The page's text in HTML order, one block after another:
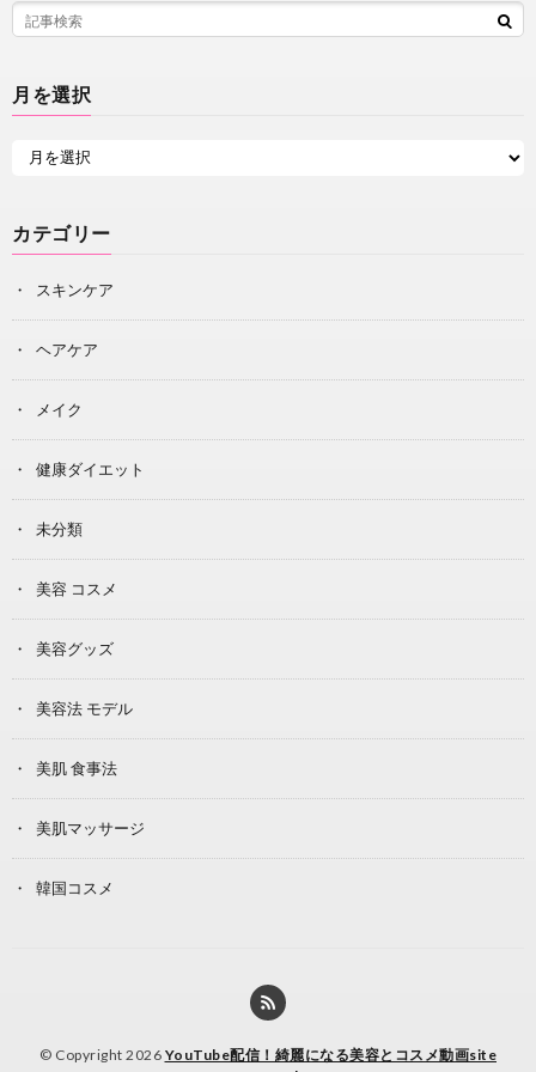
月を選択
カテゴリー
スキンケア
ヘアケア
メイク
健康ダイエット
未分類
美容 コスメ
美容グッズ
美容法 モデル
美肌 食事法
美肌マッサージ
韓国コスメ
© Copyright 2026 YouTube配信！綺麗になる美容とコスメ動画site